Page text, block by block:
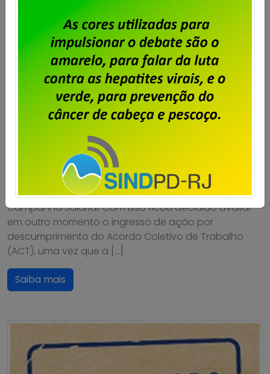
Serpro – Trabalhadores do RJ
decidem avaliar em outro
momento questão do tíquete
Publicado porImprensaem14/01/2021.
Em assembleia virtual realizada hoje (14), os
trabalhadores e trabalhadoras do Serpro no Rio de
Janeiro aprovaram o indicativo da Fenadados e
sindicatos que compõem o Comando Nacional de
Campanha Salarial. Com isso ficou decidido avaliar
em outro momento o ingresso de ação por
descumprimento do Acordo Coletivo de Trabalho
(ACT), uma vez que a […]
Saiba mais